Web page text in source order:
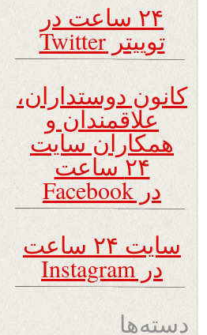
۲۴ ساعت در
توییتر Twitter
کانون دوستداران،
علاقمندان و
همکاران سایت
۲۴ ساعت
در Facebook
سایت ۲۴ ساعت
در Instagram
دسته‌ها